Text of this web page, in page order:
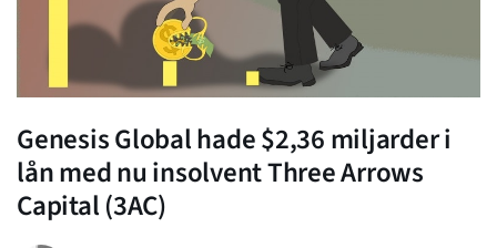
Genesis Global hade $2,36 miljarder i
lån med nu insolvent Three Arrows
Capital (3AC)